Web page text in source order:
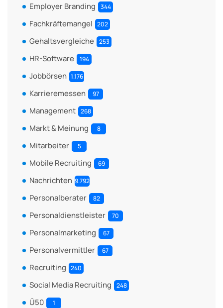
Employer Branding 344
Fachkräftemangel 202
Gehaltsvergleiche 253
HR-Software 194
Jobbörsen 1.176
Karrieremessen 97
Management 268
Markt & Meinung 8
Mitarbeiter 5
Mobile Recruiting 69
Nachrichten 9.792
Personalberater 82
Personaldienstleister 70
Personalmarketing 67
Personalvermittler 67
Recruiting 240
Social Media Recruiting 248
Ü50 1